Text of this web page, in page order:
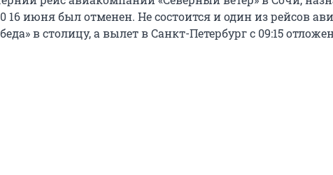
16 июня был отменен. Не состоится и один из рейсов
в столицу, а вылет в Санкт-Петербург с 09:15